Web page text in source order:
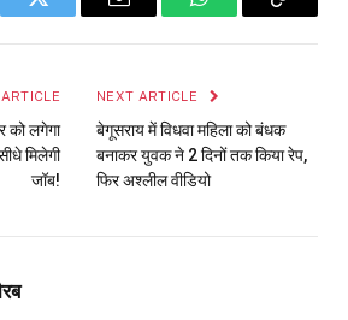
Twitter Email WhatsAppCopy
को लगेगा
मिलेगी
जॉब!
NEXT ARTICLE
बेगूसराय में विधवा महिला को बंधक
बनाकर युवक ने 2 दिनों तक किया रेप,
फिर अश्लील वीडियो